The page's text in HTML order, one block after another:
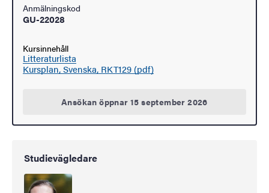
Anmälningskod
GU-22028
Kursinnehåll
Litteraturlista
Kursplan, Svenska, RKT129 (pdf)
Ansökan öppnar 15 september 2026
Studievägledare